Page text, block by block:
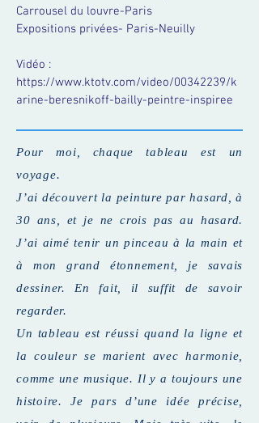
Carrousel du louvre-Paris
Expositions privées- Paris-Neuilly
Vidéo :
https://www.ktotv.com/video/00342239/k
arine-beresnikoff-bailly-peintre-inspiree
Pour moi, chaque tableau est un
voyage.
J’ai découvert la peinture par hasard, à
30 ans, et je ne crois pas au hasard.
J’ai aimé tenir un pinceau à la main et
à mon grand étonnement, je savais
dessiner. En fait, il suffit de savoir
regarder.
Un tableau est réussi quand la ligne et
la couleur se marient avec harmonie,
comme une musique. Il y a toujours une
histoire. Je pars d’une idée précise,